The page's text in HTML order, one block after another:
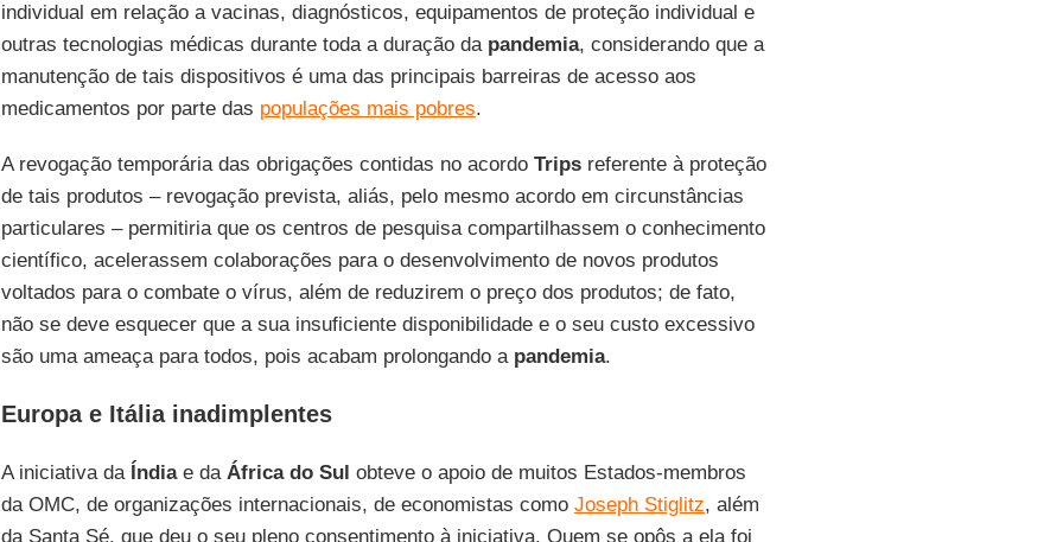
individual em relação a vacinas, diagnósticos, equipamentos de proteção individual e
outras tecnologias médicas durante toda a duração da pandemia, considerando que a
manutenção de tais dispositivos é uma das principais barreiras de acesso aos
medicamentos por parte das populações mais pobres.
A revogação temporária das obrigações contidas no acordo Tripsreferente à proteção
de tais produtos – revogação prevista, aliás, pelo mesmo acordo em circunstâncias
particulares – permitiria que os centros de pesquisa compartilhassem o conhecimento
científico, acelerassem colaborações para o desenvolvimento de novos produtos
voltados para o combate o vírus, além de reduzirem o preço dos produtos; de fato,
não se deve esquecer que a sua insuficiente disponibilidade e o seu custo excessivo
são uma ameaça para todos, pois acabam prolongando a pandemia.
Europa e Itália inadimplentes
A iniciativa da Índiae daÁfrica do Sul obteve o apoio de muitos Estados-membros
da OMC, de organizações internacionais, de economistas como Joseph Stiglitz, além
da Santa Sé, que deu o seu pleno consentimento à iniciativa. Quem se opôs a ela foi